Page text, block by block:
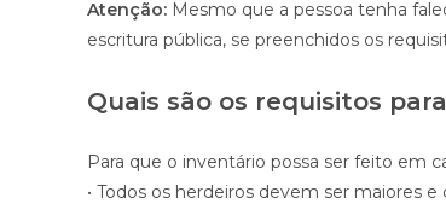
Atenção: Mesmo que a pessoa tenha
escritura pública, se preenchidos os
Quais são os requisitos
Para que o inventário possa ser feito em
• Todos os herdeiros devem ser maiores e